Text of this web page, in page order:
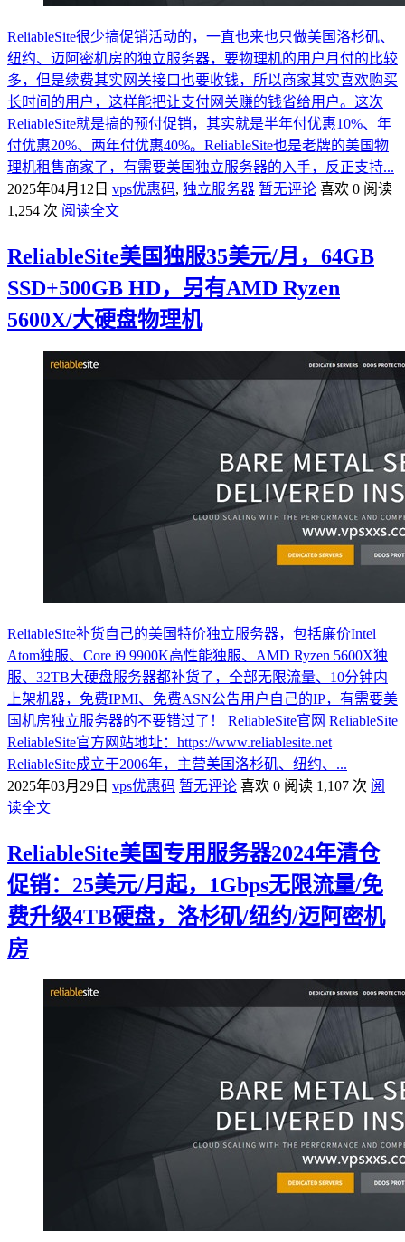
ReliableSite很少搞促销活动的，一直也来也只做美国洛杉矶、
纽约、迈阿密机房的独立服务器，要物理机的用户月付的比较
多，但是续费其实网关接口也要收钱，所以商家其实喜欢购买
长时间的用户，这样能把让支付网关赚的钱省给用户。这次
ReliableSite就是搞的预付促销，其实就是半年付优惠10%、年
付优惠20%、两年付优惠40%。ReliableSite也是老牌的美国物
理机租售商家了，有需要美国独立服务器的入手，反正支持...
2025年04月12日 vps优惠码, 独立服务器 暂无评论 喜欢 0 阅读
1,254 次 阅读全文
ReliableSite美国独服35美元/月，64GB
SSD+500GB HD，另有AMD Ryzen
5600X/大硬盘物理机
ReliableSite补货自己的美国特价独立服务器，包括廉价Intel
Atom独服、Core i9 9900K高性能独服、AMD Ryzen 5600X独
服、32TB大硬盘服务器都补货了，全部无限流量、10分钟内
上架机器，免费IPMI、免费ASN公告用户自己的IP，有需要美
国机房独立服务器的不要错过了！ ReliableSite官网 ReliableSite
ReliableSite官方网站地址：https://www.reliablesite.net
ReliableSite成立于2006年，主营美国洛杉矶、纽约、...
2025年03月29日 vps优惠码 暂无评论 喜欢 0 阅读 1,107 次 阅
读全文
ReliableSite美国专用服务器2024年清仓
促销：25美元/月起，1Gbps无限流量/免
费升级4TB硬盘，洛杉矶/纽约/迈阿密机
房